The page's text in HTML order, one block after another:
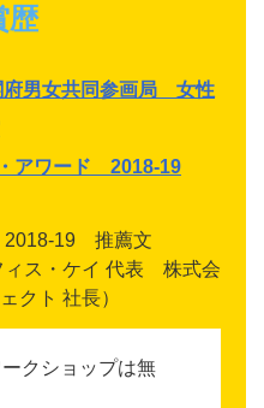
歴
府男女共同参画局 女性
アワード 2018-19
2018-19 推薦文
ィス・ケイ 代表 株式会
クト 社長）
クショップは無